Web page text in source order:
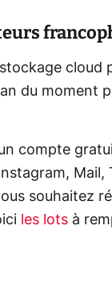
cloud
du moment
compte
Mail,
souhaitez
les lots à